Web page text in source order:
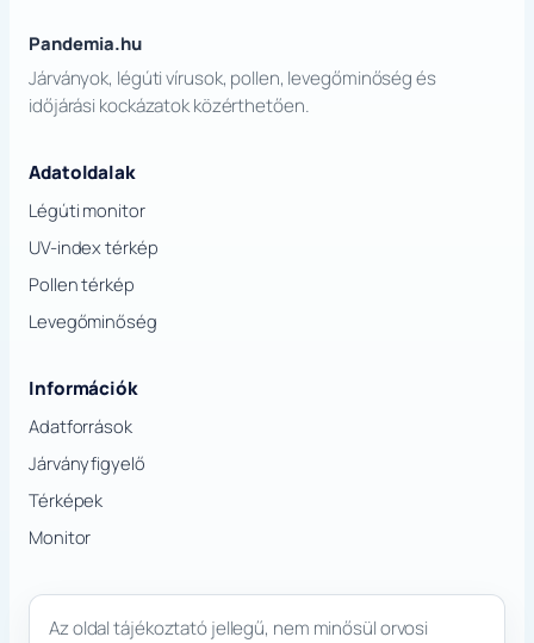
Pandemia.hu
Járványok, légúti vírusok, pollen, levegőminőség és
időjárási kockázatok közérthetően.
Adatoldalak
Légúti monitor
UV-index térkép
Pollen térkép
Levegőminőség
Információk
Adatforrások
Járványfigyelő
Térképek
Monitor
Az oldal tájékoztató jellegű, nem minősül orvosi